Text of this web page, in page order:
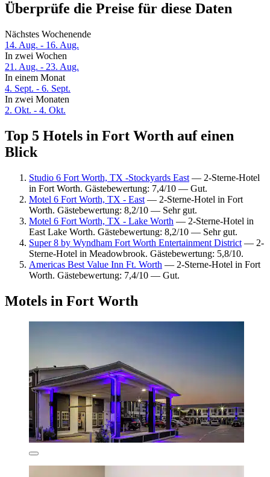
Überprüfe die Preise für diese Daten
Nächstes Wochenende
14. Aug. - 16. Aug.
In zwei Wochen
21. Aug. - 23. Aug.
In einem Monat
4. Sept. - 6. Sept.
In zwei Monaten
2. Okt. - 4. Okt.
Top 5 Hotels in Fort Worth auf einen
Blick
Studio 6 Fort Worth, TX -Stockyards East — 2-Sterne-Hotel
in Fort Worth. Gästebewertung: 7,4/10 — Gut.
Motel 6 Fort Worth, TX - East — 2-Sterne-Hotel in Fort
Worth. Gästebewertung: 8,2/10 — Sehr gut.
Motel 6 Fort Worth, TX - Lake Worth — 2-Sterne-Hotel in
East Lake Worth. Gästebewertung: 8,2/10 — Sehr gut.
Super 8 by Wyndham Fort Worth Entertainment District — 2-
Sterne-Hotel in Meadowbrook. Gästebewertung: 5,8/10.
Americas Best Value Inn Ft. Worth — 2-Sterne-Hotel in Fort
Worth. Gästebewertung: 7,4/10 — Gut.
Motels in Fort Worth